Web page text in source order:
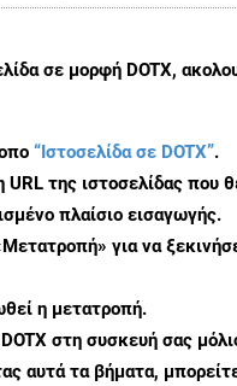
σε μορφή DOTX,
“Ιστοσελίδα σε DOTX”.
URL της ιστοσελίδας που
πλαίσιο εισαγωγής.
για να
η μετατροπή.
στη συσκευή σας
αυτά τα βήματα,